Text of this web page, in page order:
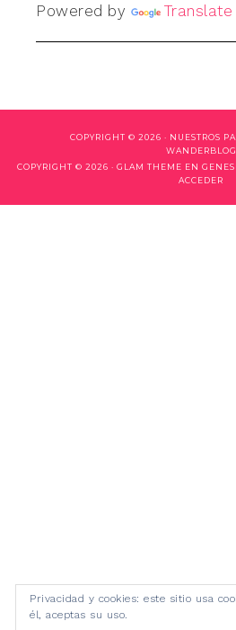
Powered by Translate
COPYRIGHT © 2026 · NUESTROS
WANDERBLOG
COPYRIGHT © 2026 · GLAM THEME EN
ACCEDER
Privacidad y cookies: este sitio usa
él, aceptas su uso.